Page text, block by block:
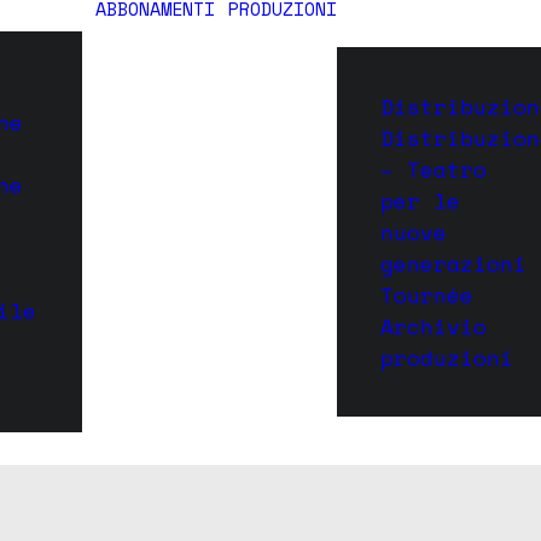
ABBONAMENTI PRODUZIONI
– Teatro
per le
nuove
generazioni
Tournée
Archivio
produzioni